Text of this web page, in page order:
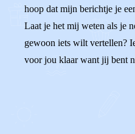
hoop dat mijn berichtje je
Laat je het mij weten als je
gewoon iets wilt vertellen?
voor jou klaar want jij bent